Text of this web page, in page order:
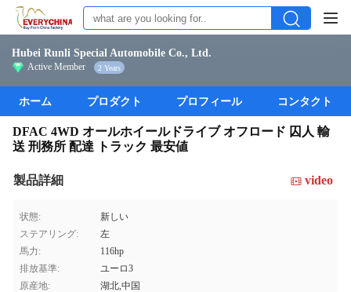
Hubei Runli Special Automobile Co., Ltd.
Active Member 2 Years
ホーム プロダクト プロフィール コンタクト
DFAC 4WD オールホイールドライブ オフロード 囚人 輸
送 刑務所 配達 トラック 最安値
製品詳細 video
状態:
新しい
ステアリング:
左
馬力:
116hp
排放基準:
ユーロ3
原産地:
湖北,中国